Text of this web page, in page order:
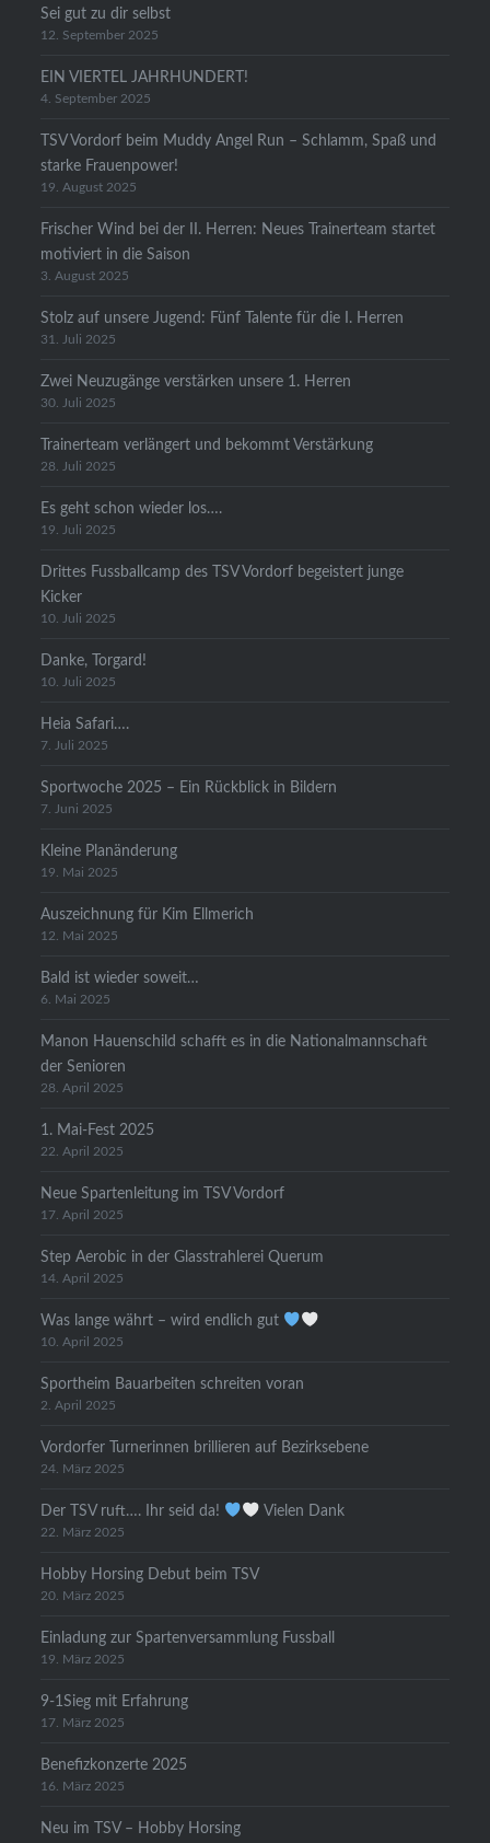
Sei gut zu dir selbst
12. September 2025
EIN VIERTEL JAHRHUNDERT!
4. September 2025
TSV Vordorf beim Muddy Angel Run – Schlamm, Spaß und
starke Frauenpower!
19. August 2025
Frischer Wind bei der II. Herren: Neues Trainerteam startet
motiviert in die Saison
3. August 2025
Stolz auf unsere Jugend: Fünf Talente für die I. Herren
31. Juli 2025
Zwei Neuzugänge verstärken unsere 1. Herren
30. Juli 2025
Trainerteam verlängert und bekommt Verstärkung
28. Juli 2025
Es geht schon wieder los….
19. Juli 2025
Drittes Fussballcamp des TSV Vordorf begeistert junge
Kicker
10. Juli 2025
Danke, Torgard!
10. Juli 2025
Heia Safari….
7. Juli 2025
Sportwoche 2025 – Ein Rückblick in Bildern
7. Juni 2025
Kleine Planänderung
19. Mai 2025
Auszeichnung für Kim Ellmerich
12. Mai 2025
Bald ist wieder soweit…
6. Mai 2025
Manon Hauenschild schafft es in die Nationalmannschaft
der Senioren
28. April 2025
1. Mai-Fest 2025
22. April 2025
Neue Spartenleitung im TSV Vordorf
17. April 2025
Step Aerobic in der Glasstrahlerei Querum
14. April 2025
Was lange währt – wird endlich gut
10. April 2025
Sportheim Bauarbeiten schreiten voran
2. April 2025
Vordorfer Turnerinnen brillieren auf Bezirksebene
24. März 2025
Der TSV ruft…. Ihr seid da! Vielen Dank
22. März 2025
Hobby Horsing Debut beim TSV
20. März 2025
Einladung zur Spartenversammlung Fussball
19. März 2025
9-1Sieg mit Erfahrung
17. März 2025
Benefizkonzerte 2025
16. März 2025
Neu im TSV – Hobby Horsing